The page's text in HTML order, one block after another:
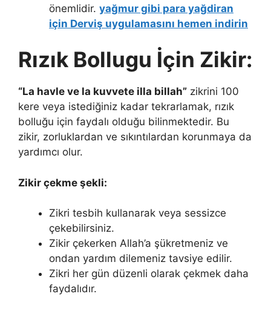
önemlidir. yağmur gibi para yağdiran
için Derviş uygulamasını hemen indirin
Rızık Bollugu İçin Zikir:
“La havle ve la kuvvete illa billah” zikrini 100
kere veya istediğiniz kadar tekrarlamak, rızık
bolluğu için faydalı olduğu bilinmektedir. Bu
zikir, zorluklardan ve sıkıntılardan korunmaya da
yardımcı olur.
Zikir çekme şekli:
Zikri tesbih kullanarak veya sessizce
çekebilirsiniz.
Zikir çekerken Allah’a şükretmeniz ve
ondan yardım dilemeniz tavsiye edilir.
Zikri her gün düzenli olarak çekmek daha
faydalıdır.